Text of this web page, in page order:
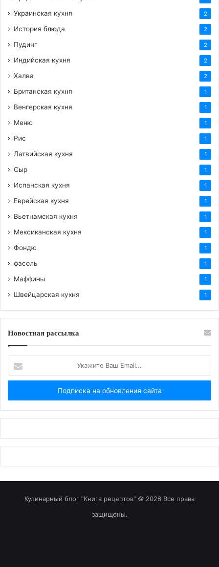
Украинская кухня 2
История блюда 2
Пудинг 2
Индийская кухня 2
Халва 2
Британская кухня 1
Венгерская кухня 1
Меню 1
Рис 1
Латвийская кухня 1
Сыр 1
Испанская кухня 1
Еврейская кухня 1
Вьетнамская кухня 1
Мексиканская кухня 1
Фондю 1
фасоль 1
Маффины 1
Швейцарская кухня 1
Новостная рассылка
Ваш
Email...
Кулинарный блог "Книга рецептов" © 2026 Все права
защищены.